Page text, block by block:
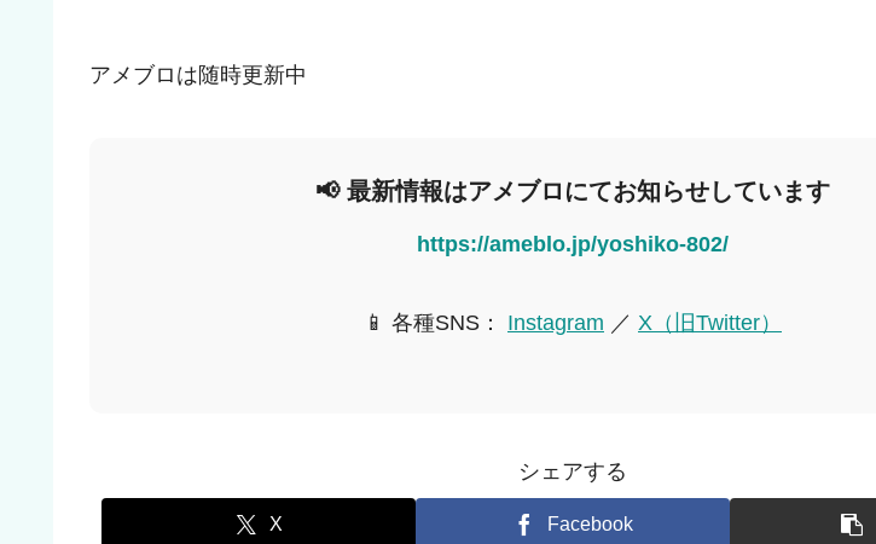
アメブロは随時更新中
📢 最新情報はアメブロにてお知らせしています
https://ameblo.jp/yoshiko-802/
📱 各種SNS： Instagram ／ X（旧Twitter）
シェアする
X Facebook